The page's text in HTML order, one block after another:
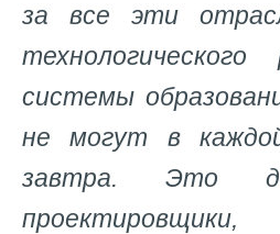
за все эти
системы
не могут в
завтра. Это